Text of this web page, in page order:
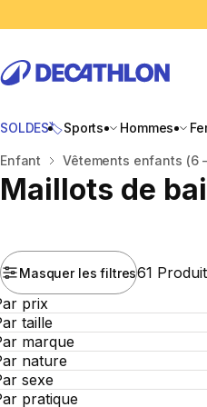
SOLDES🏷️Sports Hommes
Accueil
Enfant Vêtements enfants (6
Maillots de
Masquer les filtres61
prix
taille
marque
nature
sexe
pratique